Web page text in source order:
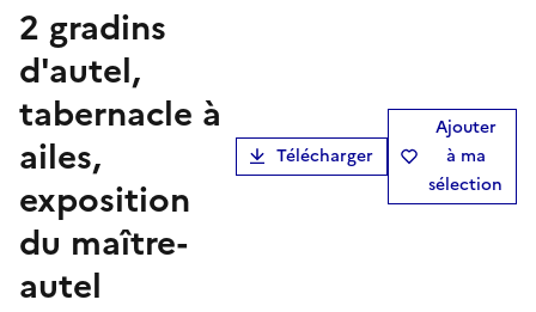
2 gradins
d'autel,
tabernacle à
ailes,
exposition
du maître-
autel
Télécharger
Ajouter
à ma
sélection